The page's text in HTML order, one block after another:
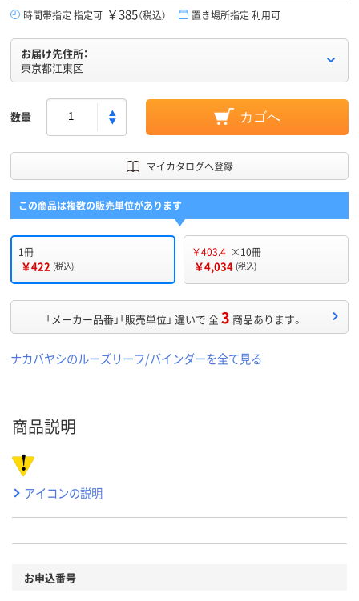
時間帯指定 指定可 ￥385（税込） 置き場所指定 利用可
お届け先住所：
東京都江東区
数量 カゴへ
マイカタログへ登録
この商品は複数の販売単位があります
1冊
￥422 (税込)
￥403.4 ×10冊
￥4,034 (税込)
「メーカー品番」「販売単位」 違いで 全3 商品あります。
ナカバヤシのルーズリーフ/バインダーを全て見る
商品説明
アイコンの説明
お申込番号